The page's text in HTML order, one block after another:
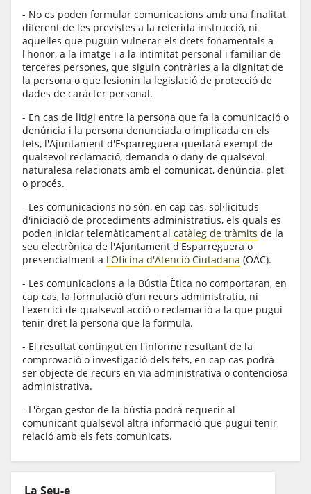
La Seu-e
- No es poden formular comunicacions amb una finalitat
diferent de les previstes a la referida instrucció, ni
aquelles que puguin vulnerar els drets fonamentals a
l'honor, a la imatge i a la intimitat personal i familiar de
terceres persones, que siguin contràries a la dignitat de
la persona o que lesionin la legislació de protecció de
dades de caràcter personal.
- En cas de litigi entre la persona que fa la comunicació o
denúncia i la persona denunciada o implicada en els
fets, l'Ajuntament d'Esparreguera quedarà exempt de
qualsevol reclamació, demanda o dany de qualsevol
naturalesa relacionats amb el comunicat, denúncia, plet
o procés.
- Les comunicacions no són, en cap cas, sol·licituds
d'iniciació de procediments administratius, els quals es
poden iniciar telemàticament al catàleg de tràmits de la
seu electrònica de l'Ajuntament d'Esparreguera o
presencialment a l'Oficina d'Atenció Ciutadana (OAC).
- Les comunicacions a la Bústia Ètica no comportaran, en
cap cas, la formulació d’un recurs administratiu, ni
l'exercici de qualsevol acció o reclamació a la que pugui
tenir dret la persona que la formula.
- El resultat contingut en l'informe resultant de la
comprovació o investigació dels fets, en cap cas podrà
ser objecte de recurs en via administrativa o contenciosa
administrativa.
- L'òrgan gestor de la bústia podrà requerir al
comunicant qualsevol altra informació que pugui tenir
relació amb els fets comunicats.